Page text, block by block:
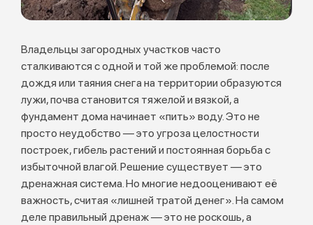
Владельцы загородных участков часто
сталкиваются с одной и той же проблемой: после
дождя или таяния снега на территории образуются
лужи, почва становится тяжелой и вязкой, а
фундамент дома начинает «пить» воду. Это не
просто неудобство — это угроза целостности
построек, гибель растений и постоянная борьба с
избыточной влагой. Решение существует — это
дренажная система. Но многие недооценивают её
важность, считая «лишней тратой денег». На самом
деле правильный дренаж — это не роскошь, а